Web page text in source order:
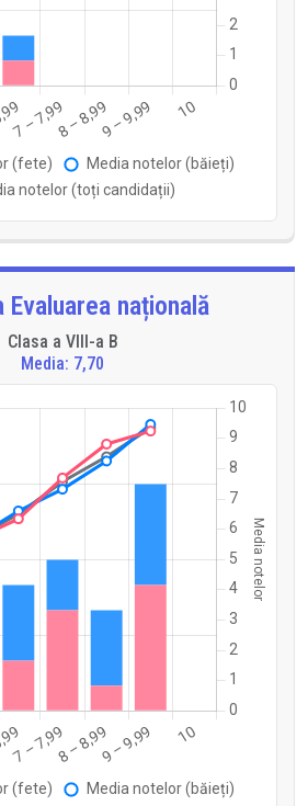
Evaluarea națională
Clasa a VIII-a B
Media: 7,70